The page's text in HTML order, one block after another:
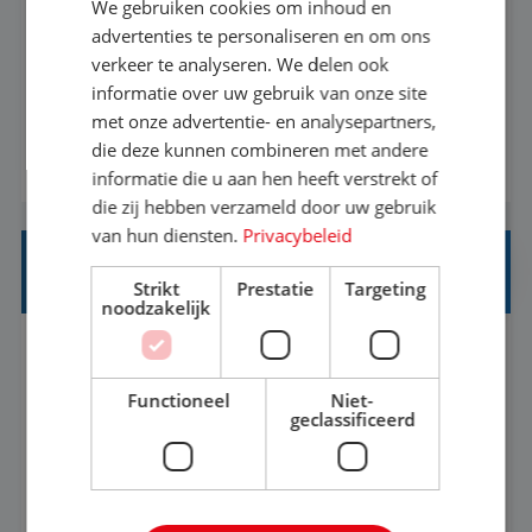
Met jouw ervaring in de reisbranche of
achtergrond in toerisme ben je klaar voor de
volgende stap. Vanaf je stoel reis je de hele
wereld over en speel je moeiteloos in op de
wensen van je team, je klant en wat er in de
reiswereld gebeurt. Met je enthousiasme weet je
klanten te overtuigen om die droomreis te
boeken! ...
BEKIJK VACATURE
REISADVISEUR ALLROUND
Aalsmeer, Noord-Holland, Nederland
33-36 uur
MBO
Een vakantie plannen is het leukste dat er is. Of
het nu voor jezelf is, of voor een ander: jij vindt
We gebruiken cookies om inhoud en
advertenties te personaliseren en om ons
verkeer te analyseren. We delen ook
informatie over uw gebruik van onze site
met onze advertentie- en analysepartners,
die deze kunnen combineren met andere
informatie die u aan hen heeft verstrekt of
die zij hebben verzameld door uw gebruik
van hun diensten. Privacybeleid
Strikt
noodzakelijk
Prestatie Targeting
Functioneel
Niet-
geclassificeerd